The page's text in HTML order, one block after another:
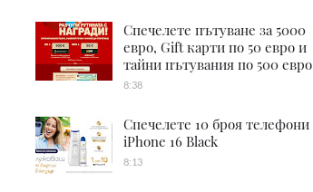
Спечелете пътуване за 5000
евро, Gift карти по 50 евро и
тайни пътувания по 500 евро
8:38
Спечелете 10 броя телефони
iPhone 16 Black
8:13